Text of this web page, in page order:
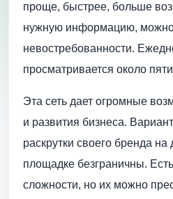
проще, быстрее, больше
нужную информацию, можно
невостребованности.
просматривается около
Эта сеть дает огромные
и развития бизнеса.
раскрутки своего бренда на
площадке безграничны.
сложности, но их можно